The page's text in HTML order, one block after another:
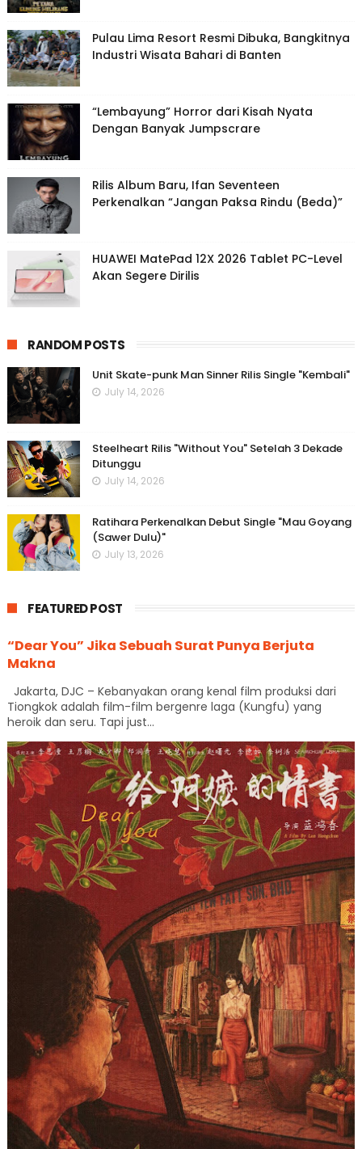
Pulau Lima Resort Resmi Dibuka, Bangkitnya
Industri Wisata Bahari di Banten
“Lembayung” Horror dari Kisah Nyata
Dengan Banyak Jumpscrare
Rilis Album Baru, Ifan Seventeen
Perkenalkan “Jangan Paksa Rindu (Beda)”
HUAWEI MatePad 12X 2026 Tablet PC-Level
Akan Segere Dirilis
RANDOM POSTS
Unit Skate-punk Man Sinner Rilis Single "Kembali"
July 14, 2026
Steelheart Rilis "Without You" Setelah 3 Dekade
Ditunggu
July 14, 2026
Ratihara Perkenalkan Debut Single "Mau Goyang
(Sawer Dulu)"
July 13, 2026
FEATURED POST
“Dear You” Jika Sebuah Surat Punya Berjuta
Makna
Jakarta, DJC – Kebanyakan orang kenal film produksi dari
Tiongkok adalah film-film bergenre laga (Kungfu) yang
heroik dan seru. Tapi just...